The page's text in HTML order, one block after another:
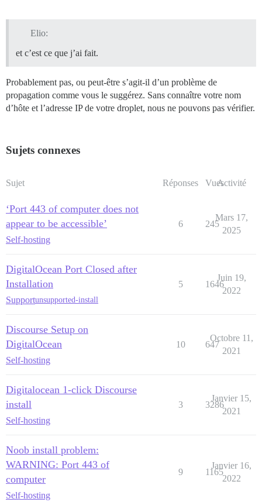
Elio:
et c’est ce que j’ai fait.
Probablement pas, ou peut-être s’agit-il d’un problème de
propagation comme vous le suggérez. Sans connaître votre nom
d’hôte et l’adresse IP de votre droplet, nous ne pouvons pas vérifier.
Sujets connexes
Sujet Réponses VuesActivité
‘Port 443 of computer does not
appear to be accessible’
Self-hosting
6 245
Mars 17,
2025
DigitalOcean Port Closed after
Installation
Supportunsupported-install
5 1646
Juin 19,
2022
Discourse Setup on
DigitalOcean
Self-hosting
10 647
Octobre 11,
2021
Digitalocean 1-click Discourse
install
Self-hosting
3 3286
Janvier 15,
2021
Noob install problem:
WARNING: Port 443 of
computer
Self-hosting
9 1165
Janvier 16,
2022